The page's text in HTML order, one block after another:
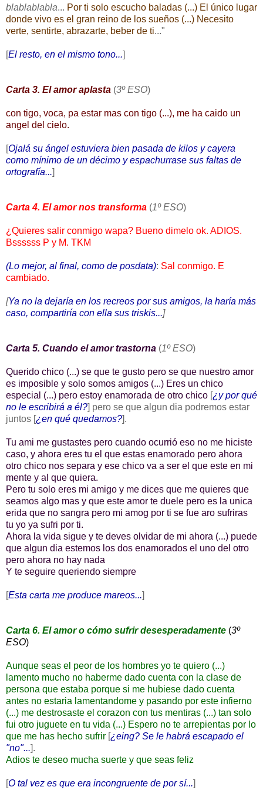
blablablabla... Por ti solo escucho baladas (...) El único lugar
donde vivo es el gran reino de los sueños (...) Necesito
verte, sentirte, abrazarte, beber de ti..."
[El resto, en el mismo tono...]
Carta 3. El amor aplasta (3º ESO)
con tigo, voca, pa estar mas con tigo (...), me ha caido un
angel del cielo.
[Ojalá su ángel estuviera bien pasada de kilos y cayera
como mínimo de un décimo y espachurrase sus faltas de
ortografía...]
Carta 4. El amor nos transforma (1º ESO)
¿Quieres salir conmigo wapa? Bueno dimelo ok. ADIOS.
Bssssss P y M. TKM
(Lo mejor, al final, como de posdata): Sal conmigo. E
cambiado.
[Ya no la dejaría en los recreos por sus amigos, la haría más
caso, compartiría con ella sus triskis...]
Carta 5. Cuando el amor trastorna (1º ESO)
Querido chico (...) se que te gusto pero se que nuestro amor
es imposible y solo somos amigos (...) Eres un chico
especial (...) pero estoy enamorada de otro chico [¿y por qué
no le escribirá a él?] pero se que algun dia podremos estar
juntos [¿en qué quedamos?].
Tu ami me gustastes pero cuando ocurrió eso no me hiciste
caso, y ahora eres tu el que estas enamorado pero ahora
otro chico nos separa y ese chico va a ser el que este en mi
mente y al que quiera.
Pero tu solo eres mi amigo y me dices que me quieres que
seamos algo mas y que este amor te duele pero es la unica
erida que no sangra pero mi amog por ti se fue aro sufriras
tu yo ya sufri por ti.
Ahora la vida sigue y te deves olvidar de mi ahora (...) puede
que algun dia estemos los dos enamorados el uno del otro
pero ahora no hay nada
Y te seguire queriendo siempre
[Esta carta me produce mareos...]
Carta 6. El amor o cómo sufrir desesperadamente (3º
ESO)
Aunque seas el peor de los hombres yo te quiero (...)
lamento mucho no haberme dado cuenta con la clase de
persona que estaba porque si me hubiese dado cuenta
antes no estaria lamentandome y pasando por este infierno
(...) me destrosaste el corazon con tus mentiras (...) tan solo
fui otro juguete en tu vida (...) Espero no te arrepientas por lo
que me has hecho sufrir [¿eing? Se le habrá escapado el
"no"...].
Adios te deseo mucha suerte y que seas feliz
[O tal vez es que era incongruente de por sí...]